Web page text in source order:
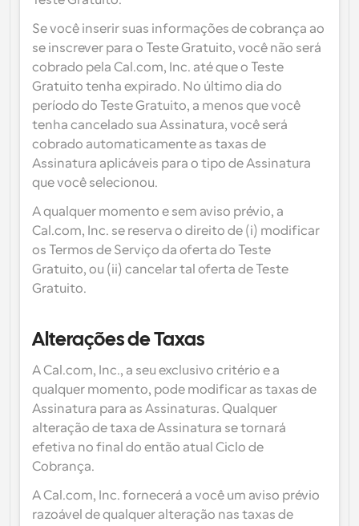
Se você inserir suas informações de cobrança ao
se inscrever para o Teste Gratuito, você não será
cobrado pela Cal.com, Inc. até que o Teste
Gratuito tenha expirado. No último dia do
período do Teste Gratuito, a menos que você
tenha cancelado sua Assinatura, você será
cobrado automaticamente as taxas de
Assinatura aplicáveis para o tipo de Assinatura
que você selecionou.
A qualquer momento e sem aviso prévio, a
Cal.com, Inc. se reserva o direito de (i) modificar
os Termos de Serviço da oferta do Teste
Gratuito, ou (ii) cancelar tal oferta de Teste
Gratuito.
Alterações de Taxas
A Cal.com, Inc., a seu exclusivo critério e a
qualquer momento, pode modificar as taxas de
Assinatura para as Assinaturas. Qualquer
alteração de taxa de Assinatura se tornará
efetiva no final do então atual Ciclo de
Cobrança.
A Cal.com, Inc. fornecerá a você um aviso prévio
razoável de qualquer alteração nas taxas de